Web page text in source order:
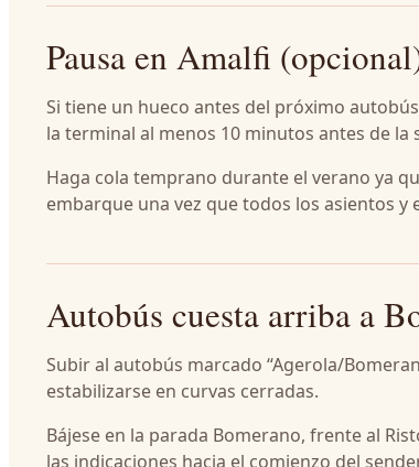
Pausa en Amalfi
Si tiene un hueco antes del próximo
la terminal al menos 10 minutos antes de la
Haga cola temprano durante el verano ya
embarque una vez que todos los asientos
Autobús cuesta arriba a
Subir al autobús marcado “Agerola/
estabilizarse en curvas cerradas.
Bájese en la parada Bomerano, frente al
las indicaciones hacia el comienzo del